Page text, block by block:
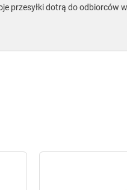
przesyłki dotrą do odbiorców